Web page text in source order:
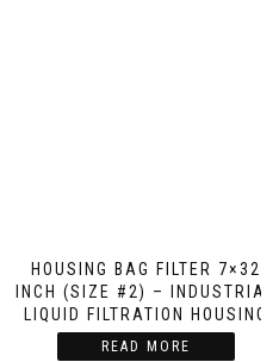
HOUSING BAG FILTER 7×32
INCH (SIZE #2) – INDUSTRIAL
LIQUID FILTRATION HOUSING
READ MORE